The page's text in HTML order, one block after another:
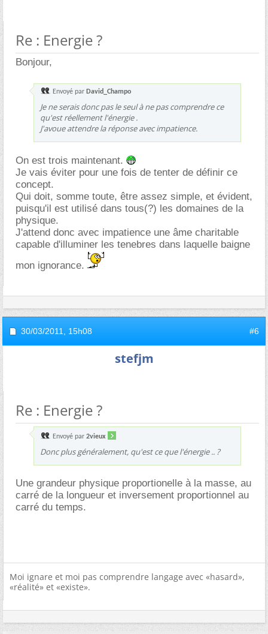
Re : Energie ?
Bonjour,
Envoyé par David_Champo
Je ne serais donc pas le seul à ne pas comprendre ce
qu'est réellement l'énergie .
J'avoue attendre la réponse avec impatience.
On est trois maintenant.
Je vais éviter pour une fois de tenter de définir ce
concept.
Qui doit, somme toute, être assez simple, et évident,
puisqu'il est utilisé dans tous(?) les domaines de la
physique.
J'attend donc avec impatience une âme charitable
capable d'illuminer les tenebres dans laquelle baigne
mon ignorance.
30/03/2011, 15h08 #6
stefjm
Re : Energie ?
Envoyé par 2vieux
Donc plus généralement, qu'est ce que l'énergie .. ?
Une grandeur physique proportionelle à la masse, au
carré de la longueur et inversement proportionnel au
carré du temps.
Moi ignare et moi pas comprendre langage avec «hasard»,
«réalité» et «existe».